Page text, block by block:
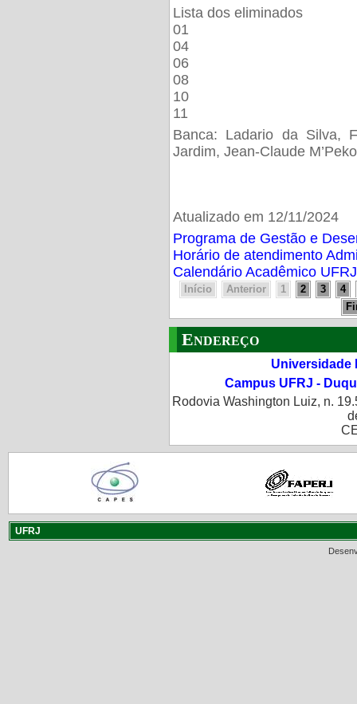
Lista dos eliminados
01
04
06
08
10
11
Banca: Ladario da Silva,
Jardim, Jean-Claude M’Peko
Atualizado em 12/11/2024
Programa de Gestão e
Horário de atendimento
Calendário Acadêmico
Início Anterior 1 2 3
4
Endereço
Universidade
Campus UFRJ -
Rodovia Washington Luiz, n.
UFRJ